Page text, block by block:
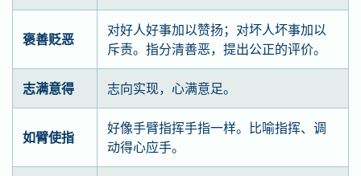
褒善贬恶
对好人好事加以赞扬；对坏人坏事加以
斥责。指分清善恶，提出公正的评价。
志满意得 志向实现，心满意足。
如臂使指
好像手臂指挥手指一样。比喻指挥、调
动得心应手。